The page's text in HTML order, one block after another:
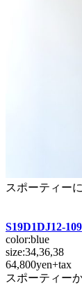
スポーティー
S19D1DJ12-
color:blue
size:34,36,38
64,800yen+tax
スポーティー